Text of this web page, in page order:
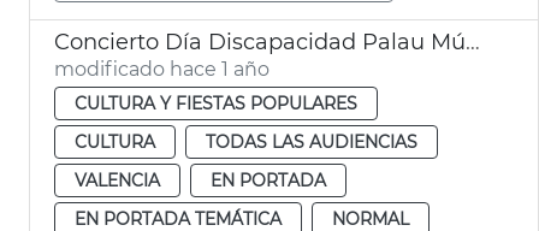
Concierto Día Discapacidad Palau Música
modificado hace 1 año
CULTURA Y FIESTAS POPULARES
CULTURA
TODAS LAS AUDIENCIAS
VALENCIA
EN PORTADA
EN PORTADA TEMÁTICA
NORMAL